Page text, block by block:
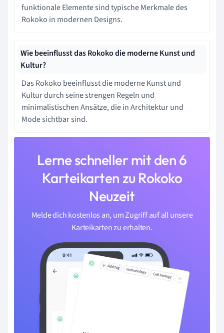
funktionale Elemente sind typische Merkmale des
Rokoko in modernen Designs.
Wie beeinflusst das Rokoko die moderne Kunst und
Kultur?
Das Rokoko beeinflusst die moderne Kunst und
Kultur durch seine strengen Regeln und
minimalistischen Ansätze, die in Architektur und
Mode sichtbar sind.
Lerne schneller mit den 6
Karteikarten zu Rokoko
Neuzeit
Melde dich kostenlos an, um Zugriff auf all unsere
Karteikarten zu erhalten.